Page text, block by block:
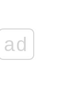
ad